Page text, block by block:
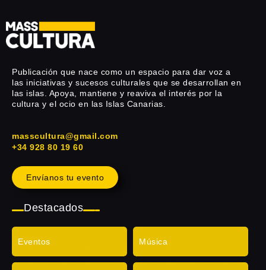
Publicación que nace como un espacio para dar voz a
las iniciativas y sucesos culturales que se desarrollan en
las islas. Apoya, mantiene y reaviva el interés por la
cultura y el ocio en las Islas Canarias.
masscultura@gmail.com
+34 928 80 19 60
Envíanos tu evento
Destacados
Eventos Música